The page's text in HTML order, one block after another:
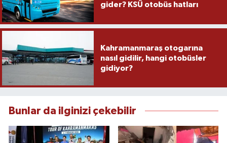
gider? KSÜ otobüs hatları
Kahramanmaraş otogarına
nasıl gidilir, hangi otobüsler
gidiyor?
Bunlar da ilginizi çekebilir